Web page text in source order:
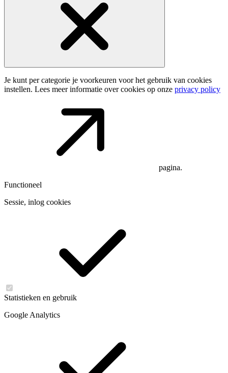
Je kunt per categorie je voorkeuren voor het gebruik van cookies
instellen. Lees meer informatie over cookies op onze privacy policy
pagina.
Functioneel
Sessie, inlog cookies
Statistieken en gebruik
Google Analytics